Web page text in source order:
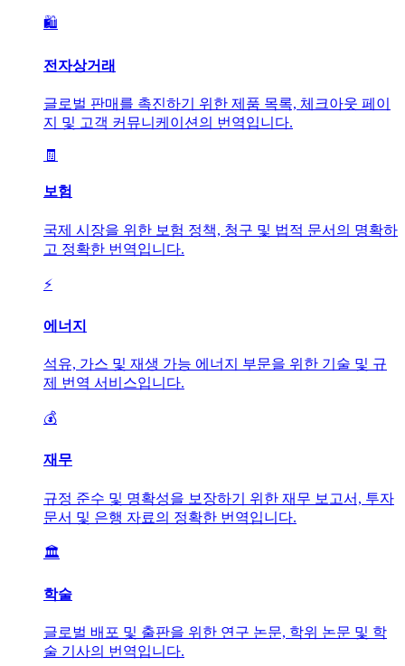
🛍️
전자상거래
글로벌 판매를 촉진하기 위한 제품 목록, 체크아웃 페이
지 및 고객 커뮤니케이션의 번역입니다.
🧾
보험
국제 시장을 위한 보험 정책, 청구 및 법적 문서의 명확하
고 정확한 번역입니다.
⚡
에너지
석유, 가스 및 재생 가능 에너지 부문을 위한 기술 및 규
제 번역 서비스입니다.
💰
재무
규정 준수 및 명확성을 보장하기 위한 재무 보고서, 투자
문서 및 은행 자료의 정확한 번역입니다.
🏛️
학술
글로벌 배포 및 출판을 위한 연구 논문, 학위 논문 및 학
술 기사의 번역입니다.